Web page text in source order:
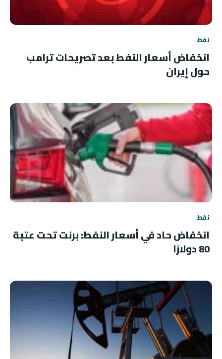
نفط
انخفاض أسعار النفط بعد تصريحات ترامب
حول إيران
نفط
انخفاض حاد في أسعار النفط: برنت تحت عتبة
80 دولارًا